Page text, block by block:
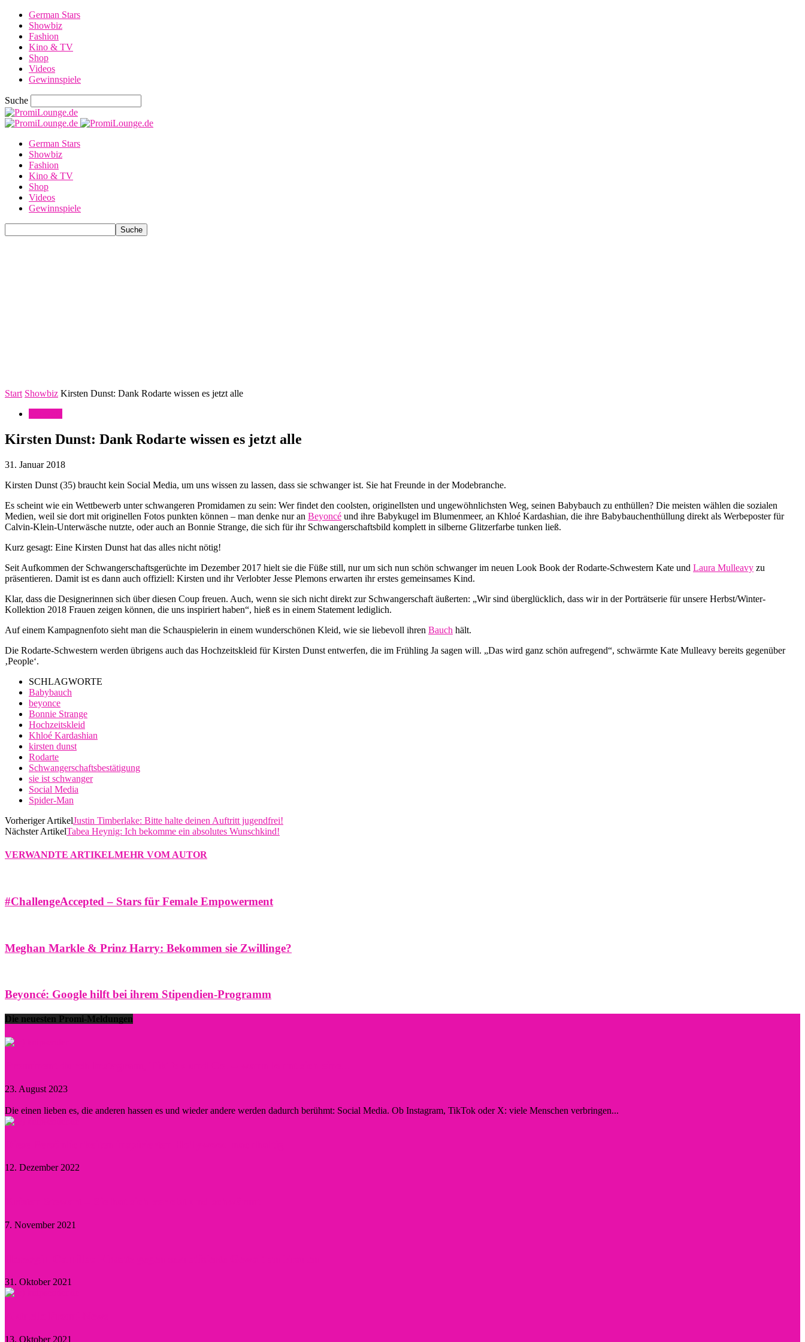
German Stars
Showbiz
Fashion
Kino & TV
Shop
Videos
Gewinnspiele
Suche
German Stars
Showbiz
Fashion
Kino & TV
Shop
Videos
Gewinnspiele
Start Showbiz Kirsten Dunst: Dank Rodarte wissen es jetzt alle
Kirsten Dunst: Dank Rodarte wissen es jetzt alle
31. Januar 2018
Kirsten Dunst (35) braucht kein Social Media, um uns wissen zu lassen, dass sie schwanger ist. Sie hat Freunde in der Modebranche.
Es scheint wie ein Wettbewerb unter schwangeren Promidamen zu sein: Wer findet den coolsten, originellsten und ungewöhnlichsten Weg, seinen Babybauch zu enthüllen? Die meisten wählen die sozialen
Medien, weil sie dort mit originellen Fotos punkten können – man denke nur an Beyoncé und ihre Babykugel im Blumenmeer, an Khloé Kardashian, die ihre Babybauchenthüllung direkt als Werbeposter für
Calvin-Klein-Unterwäsche nutzte, oder auch an Bonnie Strange, die sich für ihr Schwangerschaftsbild komplett in silberne Glitzerfarbe tunken ließ.
Kurz gesagt: Eine Kirsten Dunst hat das alles nicht nötig!
Seit Aufkommen der Schwangerschaftsgerüchte im Dezember 2017 hielt sie die Füße still, nur um sich nun schön schwanger im neuen Look Book der Rodarte-Schwestern Kate und Laura Mulleavy zu
präsentieren. Damit ist es dann auch offiziell: Kirsten und ihr Verlobter Jesse Plemons erwarten ihr erstes gemeinsames Kind.
Klar, dass die Designerinnen sich über diesen Coup freuen. Auch, wenn sie sich nicht direkt zur Schwangerschaft äußerten: „Wir sind überglücklich, dass wir in der Porträtserie für unsere Herbst/Winter-
Kollektion 2018 Frauen zeigen können, die uns inspiriert haben“, hieß es in einem Statement lediglich.
Auf einem Kampagnenfoto sieht man die Schauspielerin in einem wunderschönen Kleid, wie sie liebevoll ihren Bauch hält.
Die Rodarte-Schwestern werden übrigens auch das Hochzeitskleid für Kirsten Dunst entwerfen, die im Frühling Ja sagen will. „Das wird ganz schön aufregend“, schwärmte Kate Mulleavy bereits gegenüber
‚People‘.
SCHLAGWORTE
Babybauch
beyonce
Bonnie Strange
Hochzeitskleid
Khloé Kardashian
kirsten dunst
Rodarte
Schwangerschaftsbestätigung
sie ist schwanger
Social Media
Spider-Man
Vorheriger ArtikelJustin Timberlake: Bitte halte deinen Auftritt jugendfrei!
Nächster ArtikelTabea Heynig: Ich bekomme ein absolutes Wunschkind!
VERWANDTE ARTIKELMEHR VOM AUTOR
#ChallengeAccepted – Stars für Female Empowerment
Meghan Markle & Prinz Harry: Bekommen sie Zwillinge?
Beyoncé: Google hilft bei ihrem Stipendien-Programm
Die neuesten Promi-Meldungen
23. August 2023
Die einen lieben es, die anderen hassen es und wieder andere werden dadurch berühmt: Social Media. Ob Instagram, TikTok oder X: viele Menschen verbringen...
12. Dezember 2022
7. November 2021
31. Oktober 2021
13. Oktober 2021